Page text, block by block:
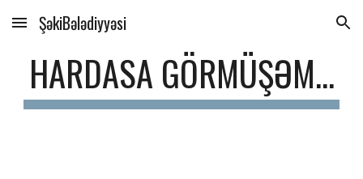
Skip to main content Skip to navigation
ŞəkiBələdiyyəsi
HARDASA GÖRMÜŞƏM...